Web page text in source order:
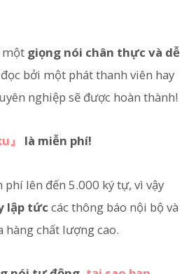
một giọng nói chân thực và dễ
bởi một phát thanh viên hay
nghiệp sẽ được hoàn thành!
』 là miễn phí!
phí lên đến 5.000 ký tự, vì vậy
lập tức các thông báo nội bộ và
chất lượng cao.